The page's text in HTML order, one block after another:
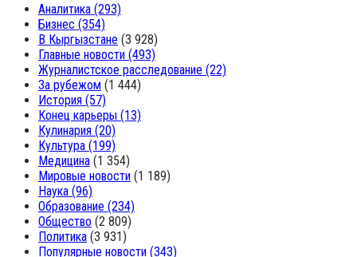
Аналитика (293)
Бизнес (354)
В Кыргызстане (3 928)
Главные новости (493)
Журналистское расследование (22)
За рубежом (1 444)
История (57)
Конец карьеры (13)
Кулинария (20)
Культура (199)
Медицина (1 354)
Мировые новости (1 189)
Наука (96)
Образование (234)
Общество (2 809)
Политика (3 931)
Популярные новости (343)